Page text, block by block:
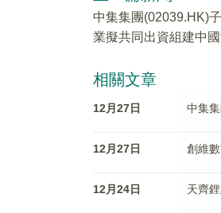
中集集團(02039.HK)
業擬共同出資組建中
相關文章
12月27日 中集
12月27日 創維
12月24日 天齊